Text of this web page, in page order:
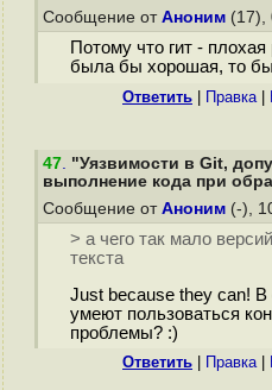
Сообщение от Аноним (17),
Потому что гит -
была бы хорошая, то
Ответить Правка|
47. "Уязвимости в Git,
выполнение кода при
Сообщение от Аноним (-),
> а чего так мало
текста
Just because they can! В
умеют пользоваться
проблемы? :)
Ответить Правка|